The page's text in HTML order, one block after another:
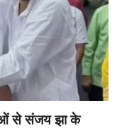
से संजय झा के